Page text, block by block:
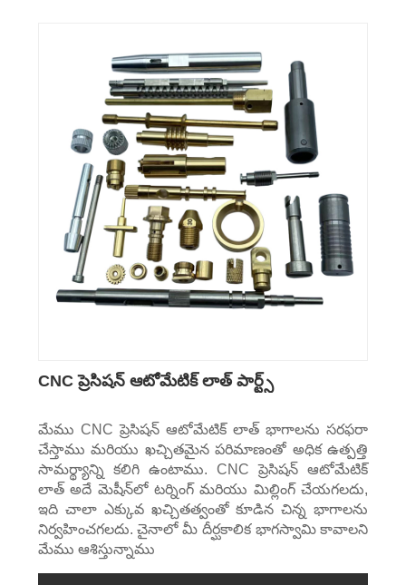
CNC ప్రెసిషన్ ఆటోమేటిక్ లాత్ పార్ట్స్
మేము CNC ప్రెసిషన్ ఆటోమేటిక్ లాత్ భాగాలను సరఫరా
చేస్తాము మరియు ఖచ్చితమైన పరిమాణంతో అధిక ఉత్పత్తి
సామర్థ్యాన్ని కలిగి ఉంటాము. CNC ప్రెసిషన్ ఆటోమేటిక్
లాత్ అదే మెషీన్‌లో టర్నింగ్ మరియు మిల్లింగ్ చేయగలదు,
ఇది చాలా ఎక్కువ ఖచ్చితత్వంతో కూడిన చిన్న భాగాలను
నిర్వహించగలదు. చైనాలో మీ దీర్ఘకాలిక భాగస్వామి కావాలని
మేము ఆశిస్తున్నాము